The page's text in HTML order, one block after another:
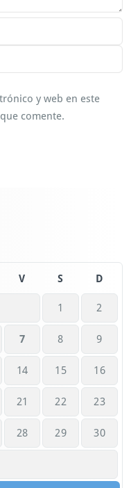
y web en este
comente.
V S D
1 2
7 8 9
14 15 16
21 22 23
28 29 30